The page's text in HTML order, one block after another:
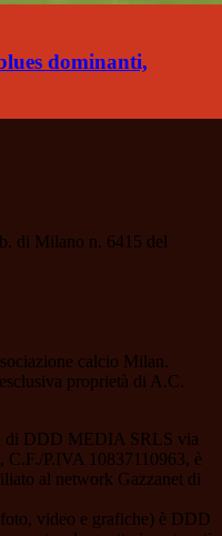
dominanti,
di Milano n. 6415 del
calcio Milan.
proprietà di A.C.
di DDD MEDIA SRLS via
P.IVA 10837110963, è
al network Gazzanet di
video e grafiche) è DDD